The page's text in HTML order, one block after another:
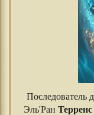
Последователь
Эль'Ран